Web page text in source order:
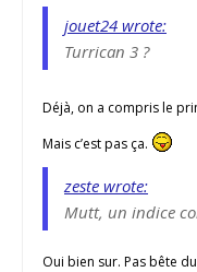
jouet24 wrote:
Turrican 3 ?
Déjà, on a compris le
Mais c’est pas ça.
zeste wrote:
Mutt, un indice
Oui bien sur. Pas bête